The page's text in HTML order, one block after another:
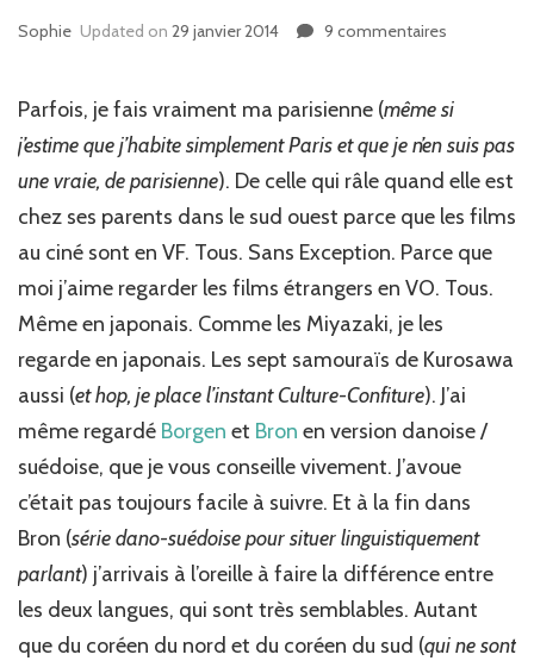
Sophie Updated on 29 janvier 2014 9 commentaires
que
ne
peux
pas
regarder
en
VO.
Parfois, je fais vraiment ma parisienne (même si
j’estime que j’habite simplement Paris et que je n’en suis pas
une vraie, de parisienne). De celle qui râle quand elle est
chez ses parents dans le sud ouest parce que les films
au ciné sont en VF. Tous. Sans Exception. Parce que
moi j’aime regarder les films étrangers en VO. Tous.
Même en japonais. Comme les Miyazaki, je les
regarde en japonais. Les sept samouraïs de Kurosawa
aussi (et hop, je place l’instant Culture-Confiture). J’ai
même regardé Borgen et Bron en version danoise /
suédoise, que je vous conseille vivement. J’avoue
c’était pas toujours facile à suivre. Et à la fin dans
Bron (série dano-suédoise pour situer linguistiquement
parlant) j’arrivais à l’oreille à faire la différence entre
les deux langues, qui sont très semblables. Autant
que du coréen du nord et du coréen du sud (qui ne sont